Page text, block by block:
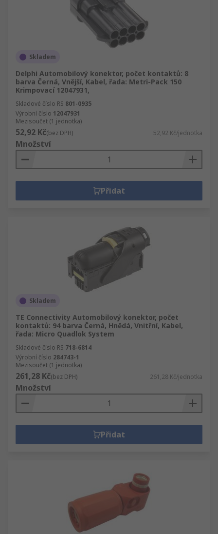
Skladem
Delphi Automobilový konektor, počet kontaktů: 8
barva Černá, Vnější, Kabel, řada: Metri-Pack 150
Krimpovací 12047931,
Skladové číslo RS 801-0935
Výrobní číslo 12047931
Mezisoučet (1 jednotka)
52,92 Kč(bez DPH) 52,92 Kč/jednotka
Množství
Přidat
Skladem
TE Connectivity Automobilový konektor, počet
kontaktů: 94 barva Černá, Hnědá, Vnitřní, Kabel,
řada: Micro Quadlok System
Skladové číslo RS 718-6814
Výrobní číslo 284743-1
Mezisoučet (1 jednotka)
261,28 Kč(bez DPH) 261,28 Kč/jednotka
Množství
Přidat